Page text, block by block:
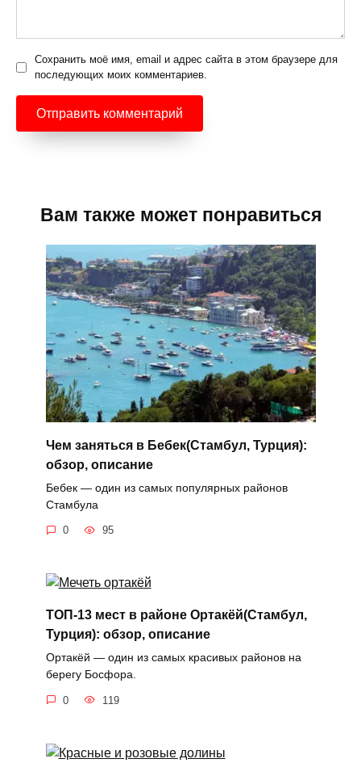
Сохранить моё имя, email и адрес сайта в этом браузере для
последующих моих комментариев.
Вам также может понравиться
Чем заняться в Бебек(Стамбул, Турция):
обзор, описание
Бебек — один из самых популярных районов
Стамбула
0 95
ТОП-13 мест в районе Ортакёй(Стамбул,
Турция): обзор, описание
Ортакёй — один из самых красивых районов на
берегу Босфора.
0 119